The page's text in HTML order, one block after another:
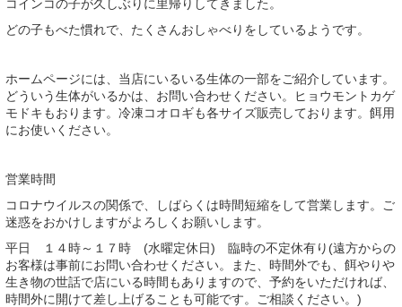
コインコの子が久しぶりに里帰りしてきました。
どの子もべた慣れで、たくさんおしゃべりをしているようです。
ホームページには、当店にいるいる生体の一部をご紹介しています。
どういう生体がいるかは、お問い合わせください。ヒョウモントカゲ
モドキもおります。冷凍コオロギも各サイズ販売しております。餌用
にお使いください。
営業時間
コロナウイルスの関係で、しばらくは時間短縮をして営業します。ご
迷惑をおかけしますがよろしくお願いします。
平日 １４時～１７時 (水曜定休日) 臨時の不定休有り(遠方からの
お客様は事前にお問い合わせください。また、時間外でも、餌やりや
生き物の世話で店にいる時間もありますので、予約をいただければ、
時間外に開けて差し上げることも可能です。ご相談ください。)